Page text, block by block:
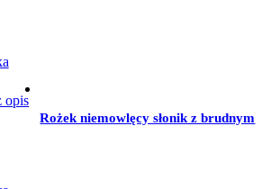
opis
Rożek niemowlęcy słonik z brudnym